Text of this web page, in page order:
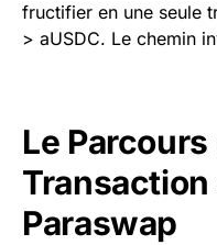
fructifier en une seule
> aUSDC. Le chemin
Le Parcours
Paraswap